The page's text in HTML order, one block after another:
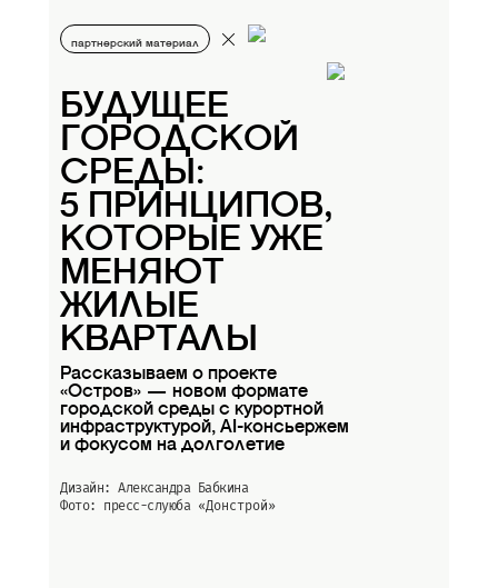
партнерский материал
БУДУЩЕЕ
ГОРОДСКОЙ
СРЕДЫ:
5 ПРИНЦИПОВ,
КОТОРЫЕ УЖЕ
МЕНЯЮТ
ЖИЛЫЕ
КВАРТАЛЫ
Рассказываем о проекте
«Остров» — новом формате
городской среды с курортной
инфраструктурой, AI-консьержем
и фокусом на долголетие
Дизайн: Александра Бабкина
Фото: пресс-слуюба «Донстрой»